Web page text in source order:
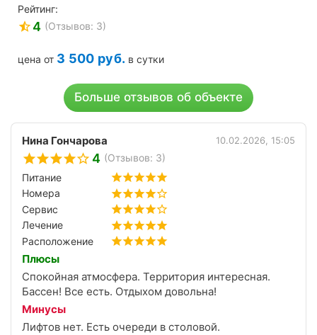
Рейтинг:
4 (Отзывов: 3)
цена от 3 500 руб. в сутки
Больше отзывов об объекте
Нина Гончарова 10.02.2026, 15:05
4 (Отзывов: 3)
Питание
Номера
Сервис
Лечение
Расположение
Плюсы
Спокойная атмосфера. Территория интересная.
Бассен! Все есть. Отдыхом довольна!
Минусы
Лифтов нет. Есть очереди в столовой.